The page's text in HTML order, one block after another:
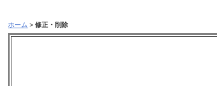
ホーム > 修正・削除